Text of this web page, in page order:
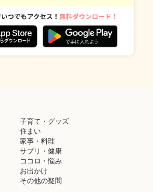
子育て・グッズ
住まい
家事・料理
サプリ・健康
ココロ・悩み
お出かけ
その他の疑問